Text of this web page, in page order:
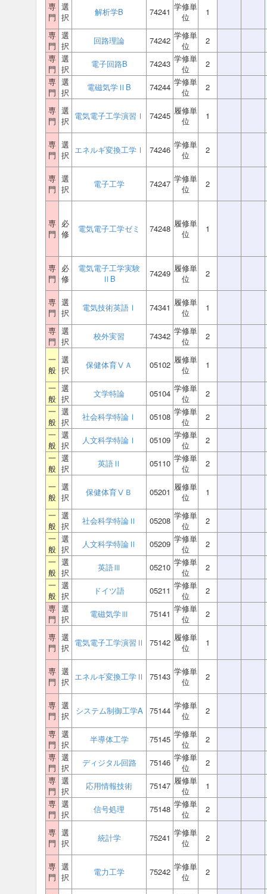
専
門
選
択
解析学B 74241 学修単
位
1
専
門
選
択
回路理論 74242 学修単
位
2
専
門
選
択
電子回路B 74243 学修単
位
2
専
門
選
択
電磁気学ⅡB 74244 学修単
位
2
専
門
選
択 電気電子工学演習Ⅰ 74245 履修単
位
1
専
門
選
択 エネルギ変換工学Ⅰ 74246 学修単
位
2
専
門
選
択
電子工学 74247 学修単
位
2
専
門
必
修
電気電子工学ゼミ 74248 履修単
位
1
専
門
必
修
電気電子工学実験
ⅡB
74249 履修単
位
2
専
門
選
択
電気技術英語Ⅰ 74341 履修単
位
1
専
門
選
択
校外実習 74342 学修単
位
2
一
般
選
択
保健体育ⅤＡ 05102 履修単
位
1
一
般
選
択
文学特論 05104 学修単
位
2
一
般
選
択
社会科学特論Ⅰ 05108 学修単
位
2
一
般
選
択
人文科学特論Ⅰ 05109 学修単
位
2
一
般
選
択
英語Ⅱ 05110 学修単
位
2
一
般
選
択
保健体育ⅤＢ 05201 履修単
位
1
一
般
選
択
社会科学特論Ⅱ 05208 学修単
位
2
一
般
選
択
人文科学特論Ⅱ 05209 学修単
位
2
一
般
選
択
英語Ⅲ 05210 学修単
位
2
一
般
選
択
ドイツ語 05211 学修単
位
2
専
門
選
択
電磁気学Ⅲ 75141 学修単
位
2
専
門
選
択 電気電子工学演習Ⅱ 75142 履修単
位
1
専
門
選
択 エネルギ変換工学Ⅱ 75143 学修単
位
2
専
門
選
択
システム制御工学A 75144 学修単
位
2
専
門
選
択
半導体工学 75145 学修単
位
2
専
門
選
択
ディジタル回路 75146 学修単
位
2
専
門
選
択
応用情報技術 75147 履修単
位
1
専
門
選
択
信号処理 75148 学修単
位
2
専
門
選
択
統計学 75241 学修単
位
2
専
門
選
択
電力工学 75242 学修単
位
2